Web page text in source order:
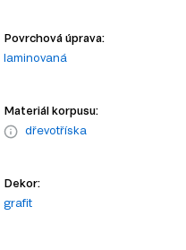
Povrchová úprava:
laminovaná
Materiál korpusu:
dřevotříska
Dekor:
grafit